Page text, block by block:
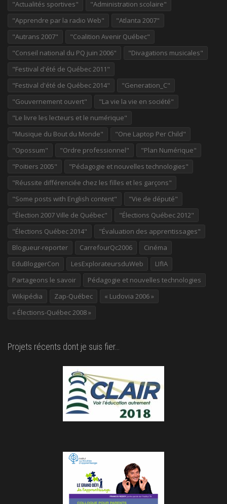
"Actualités sportives"
"Administration scolaire"
"Apprendre par la radio Web"
"Atlanta 2007"
"Autrans 2007"
"Coalition Avenir Québec"
"Conseil national du PQ juin 2006"
"Divagations musicales"
"Festival d'été de Québec 2011"
"Festival d'été de Québec 2014"
"Generation_C"
"Gouvernement ouvert"
"La vie la vie en société"
"Le livre les lecteurs et le numérique"
"Musique du Bout du Monde"
"One Laptop Per Child"
"Opossum"
"Ordre professionnel"
"Plan Numérique"
"Poitiers 2005"
"Pédagogie et nouvelles technologies"
"Réussite différenciée chez les filles et les garçons"
"Some posts with English content"
"Vie de député"
"Élection 2007 Ville de Québec"
"Élections Québec 2012"
"Élections Québec 2014"
"Évaluation des apprentissages"
Blogueur-reporter
CarrefourQc2006
Cinéma
EduBloggerCon
LesExplorateursduWeb
LIfIA
Partageons le savoir
Pédagogie et nouvelles technologies
Wikipédia
Zap-Québec
« Ludovia 2006 »
« Élections-Québec 2008 »
Projets récents dont je suis fier…